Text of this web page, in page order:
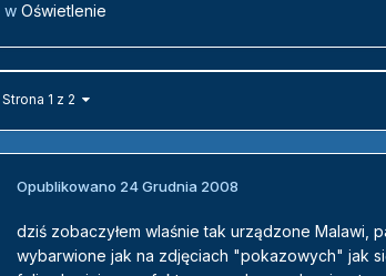
w Oświetlenie
Strona 1 z 2
Opublikowano 24 Grudnia 2008
dziś zobaczyłem wlaśnie tak urządzone Malawi,
wybarwione jak na zdjęciach "pokazowych" jak